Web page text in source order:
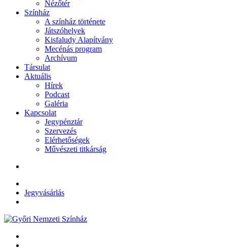
Nézőtér
Színház
A színház története
Játszóhelyek
Kisfaludy Alapítvány
Mecénás program
Archívum
Társulat
Aktuális
Hírek
Podcast
Galéria
Kapcsolat
Jegypénztár
Szervezés
Elérhetőségek
Művészeti titkárság
Jegyvásárlás